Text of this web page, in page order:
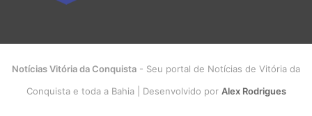
Notícias Vitória da Conquista - Seu portal de Notícias de Vitória da
Conquista e toda a Bahia | Desenvolvido por Alex Rodrigues